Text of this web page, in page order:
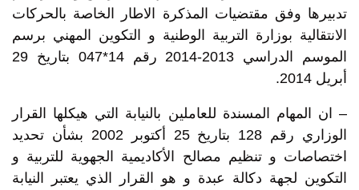
تدبيرها وفق مقتضيات المذكرة الاطار الخاصة بالحركات
الانتقالية بوزارة التربية الوطنية و التكوين المهني برسم
الموسم الدراسي 2013-2014 رقم 14*047 بتاريخ 29
أبريل 2014.
– ان المهام المسندة للعاملين بالنيابة التي هيكلها القرار
الوزاري رقم 128 بتاريخ 25 أكتوبر 2002 بشأن تحديد
اختصاصات و تنظيم مصالح الأكاديمية الجهوية للتربية و
التكوين لجهة دكالة عبدة و هو القرار الذي يعتبر النيابة